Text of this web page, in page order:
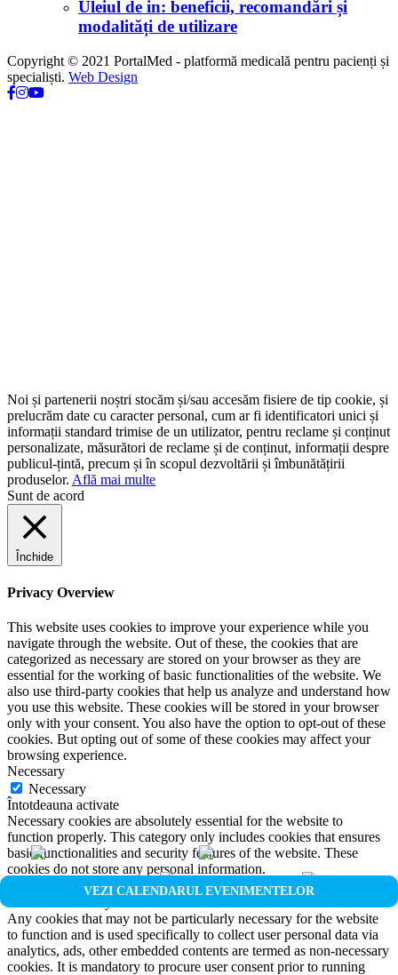
VEZI CALENDARUL EVENIMENTELOR
Uleiul de in: beneficii, recomandări și
modalități de utilizare
Copyright © 2021 PortalMed - platformă medicală pentru pacienți și
specialiști. Web Design
Noi și partenerii noștri stocăm și/sau accesăm fisiere de tip cookie, și
prelucrăm date cu caracter personal, cum ar fi identificatori unici și
informații standard trimise de un utilizator, pentru reclame și conținut
personalizate, măsurători de reclame și de conținut, informații despre
publicul-țintă, precum și în scopul dezvoltării și îmbunătățirii
produselor. Află mai multe
Sunt de acord
Închide
Privacy Overview
This website uses cookies to improve your experience while you
navigate through the website. Out of these, the cookies that are
categorized as necessary are stored on your browser as they are
essential for the working of basic functionalities of the website. We
also use third-party cookies that help us analyze and understand how
you use this website. These cookies will be stored in your browser
only with your consent. You also have the option to opt-out of these
cookies. But opting out of some of these cookies may affect your
browsing experience.
Necessary
Necessary
Întotdeauna activate
Necessary cookies are absolutely essential for the website to
function properly. This category only includes cookies that ensures
basic functionalities and security features of the website. These
cookies do not store any personal information.
Non-necessary
Any cookies that may not be particularly necessary for the website
to function and is used specifically to collect user personal data via
analytics, ads, other embedded contents are termed as non-necessary
cookies. It is mandatory to procure user consent prior to running